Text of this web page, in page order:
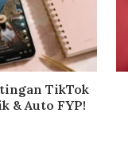
TikTok
& Auto FYP!